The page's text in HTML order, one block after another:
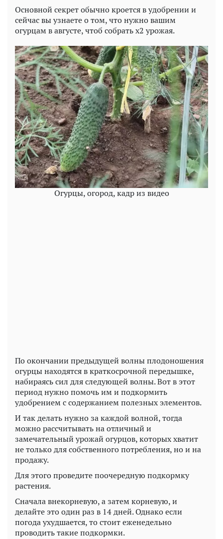
Основной секрет обычно кроется в удобрении и
сейчас вы узнаете о том, что нужно вашим
огурцам в августе, чтоб собрать х2 урожая.
Огурцы, огород, кадр из видео
По окончании предыдущей волны плодоношения
огурцы находятся в краткосрочной передышке,
набираясь сил для следующей волны. Вот в этот
период нужно помочь им и подкормить
удобрением с содержанием полезных элементов.
И так делать нужно за каждой волной, тогда
можно рассчитывать на отличный и
замечательный урожай огурцов, которых хватит
не только для собственного потребления, но и на
продажу.
Для этого проведите поочередную подкормку
растения.
Сначала внекорневую, а затем корневую, и
делайте это один раз в 14 дней. Однако если
погода ухудшается, то стоит еженедельно
проводить такие подкормки.